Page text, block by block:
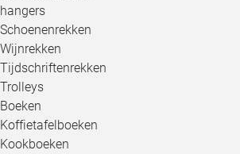
hangers
Schoenenrekken
Wijnrekken
Tijdschriftenrekken
Trolleys
Boeken
Koffietafelboeken
Kookboeken